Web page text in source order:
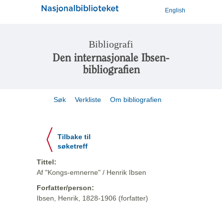
English
Bibliografi
Den internasjonale Ibsen-
bibliografien
Søk Verkliste Om bibliografien
Tilbake til
søketreff
Tittel:
Af "Kongs-emnerne" / Henrik Ibsen
Forfatter/person:
Ibsen, Henrik, 1828-1906 (forfatter)